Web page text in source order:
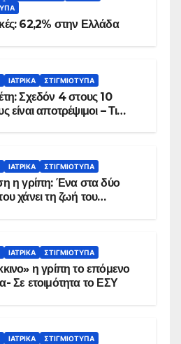
62,2% στην Ελλάδα
ΙΑΤΡΙΚΆ ΣΤΙΓΜΙΌΤΥΠΑ
Σχεδόν 4 στους 10
είναι αποτρέψιμοι – Τι
ΙΑΤΡΙΚΆ ΣΤΙΓΜΙΌΤΥΠΑ
η γρίπη: Ένα στα δύο
χάνει τη ζωή του
ΙΑΤΡΙΚΆ ΣΤΙΓΜΙΌΤΥΠΑ
η γρίπη το επόμενο
Σε ετοιμότητα το ΕΣΥ
ΙΑΤΡΙΚΆ ΣΤΙΓΜΙΌΤΥΠΑ